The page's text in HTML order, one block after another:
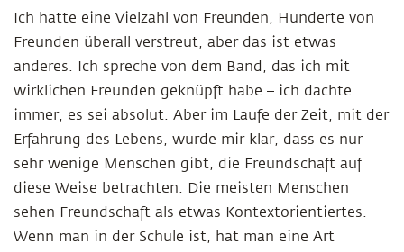
Ich hatte eine Vielzahl von Freunden, Hunderte von
Freunden überall verstreut, aber das ist etwas
anderes. Ich spreche von dem Band, das ich mit
wirklichen Freunden geknüpft habe – ich dachte
immer, es sei absolut. Aber im Laufe der Zeit, mit der
Erfahrung des Lebens, wurde mir klar, dass es nur
sehr wenige Menschen gibt, die Freundschaft auf
diese Weise betrachten. Die meisten Menschen
sehen Freundschaft als etwas Kontextorientiertes.
Wenn man in der Schule ist, hat man eine Art